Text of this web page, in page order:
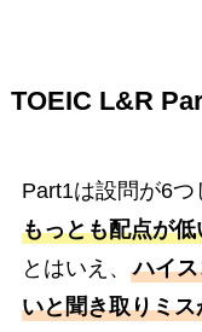
TOEIC L&R
Part1は設問が6つ
もっとも配点が低
とはいえ、 ハイ
いと聞き取りミ